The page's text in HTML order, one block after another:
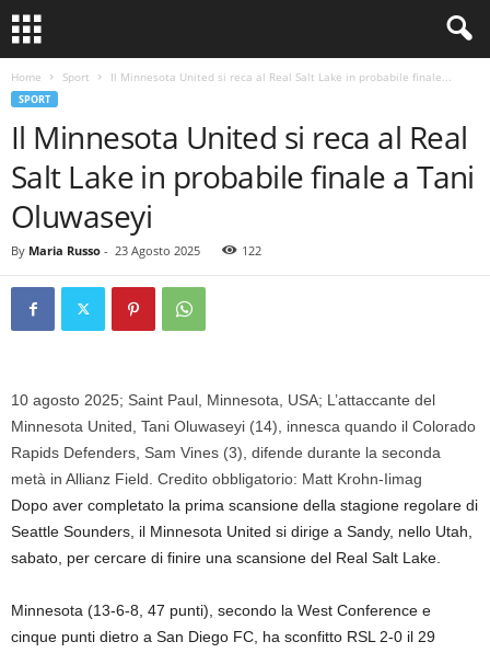
Home Sport Il Minnesota United si reca al Real Salt Lake in probabile finale...
SPORT
Il Minnesota United si reca al Real
Salt Lake in probabile finale a Tani
Oluwaseyi
By Maria Russo - 23 Agosto 2025 122
10 agosto 2025; Saint Paul, Minnesota, USA; L’attaccante del
Minnesota United, Tani Oluwaseyi (14), innesca quando il Colorado
Rapids Defenders, Sam Vines (3), difende durante la seconda
metà in Allianz Field. Credito obbligatorio: Matt Krohn-Iimag
Dopo aver completato la prima scansione della stagione regolare di
Seattle Sounders, il Minnesota United si dirige a Sandy, nello Utah,
sabato, per cercare di finire una scansione del Real Salt Lake.
Minnesota (13-6-8, 47 punti), secondo la West Conference e
cinque punti dietro a San Diego FC, ha sconfitto RSL 2-0 il 29